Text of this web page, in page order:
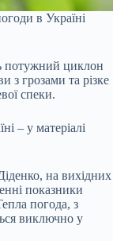
в Україні
потужний циклон
з грозами та різке
спеки.
– у матеріалі
на вихідних
показники
погода, з
виключно у